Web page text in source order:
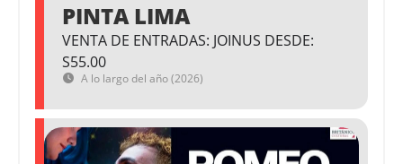
PINTA LIMA
VENTA DE ENTRADAS: JOINUS DESDE:
S55.00
A lo largo del año (2026)